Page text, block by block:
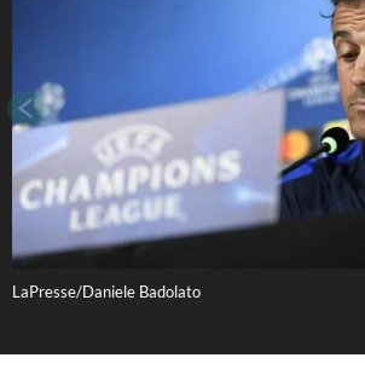
LaPresse/Daniele Badolato